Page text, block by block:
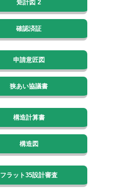
矩計図 2
確認済証
申請意匠図
狭あい協議書
構造計算書
構造図
フラット35設計審査